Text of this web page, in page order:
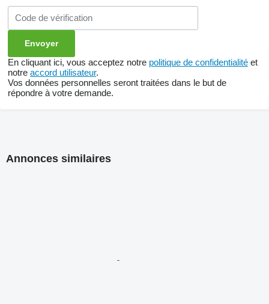
En cliquant ici, vous acceptez notre politique de confidentialité et
notre accord utilisateur.
Vos données personnelles seront traitées dans le but de
répondre à votre demande.
Annonces similaires